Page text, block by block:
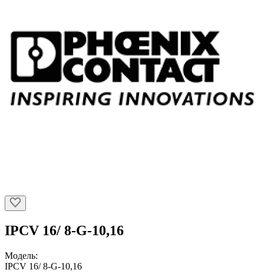
IPCV 16/ 8-G-10,16
Модель:
IPCV 16/ 8-G-10,16